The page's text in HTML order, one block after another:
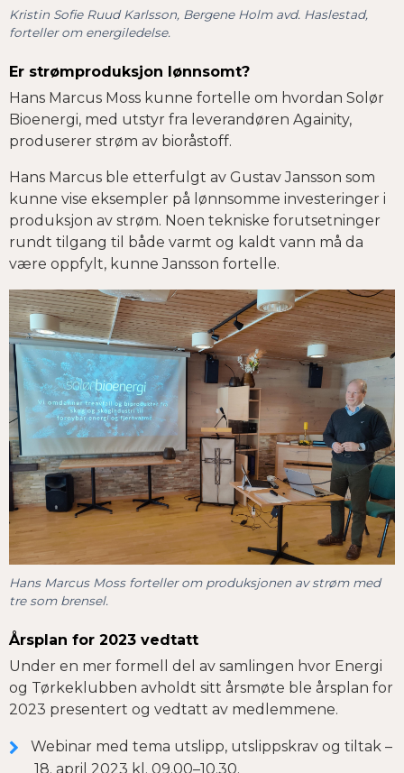
Kristin Sofie Ruud Karlsson, Bergene Holm avd. Haslestad,
forteller om energiledelse.
Er strømproduksjon lønnsomt?
Hans Marcus Moss kunne fortelle om hvordan Solør
Bioenergi, med utstyr fra leverandøren Againity,
produserer strøm av bioråstoff.
Hans Marcus ble etterfulgt av Gustav Jansson som
kunne vise eksempler på lønnsomme investeringer i
produksjon av strøm. Noen tekniske forutsetninger
rundt tilgang til både varmt og kaldt vann må da
være oppfylt, kunne Jansson fortelle.
Hans Marcus Moss forteller om produksjonen av strøm med
tre som brensel.
Årsplan for 2023 vedtatt
Under en mer formell del av samlingen hvor Energi
og Tørkeklubben avholdt sitt årsmøte ble årsplan for
2023 presentert og vedtatt av medlemmene.
Webinar med tema utslipp, utslippskrav og tiltak –
18. april 2023 kl. 09.00–10.30.